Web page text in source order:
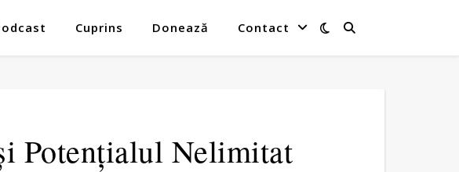
Cuprins Donează Contact
Potențialul Nelimitat